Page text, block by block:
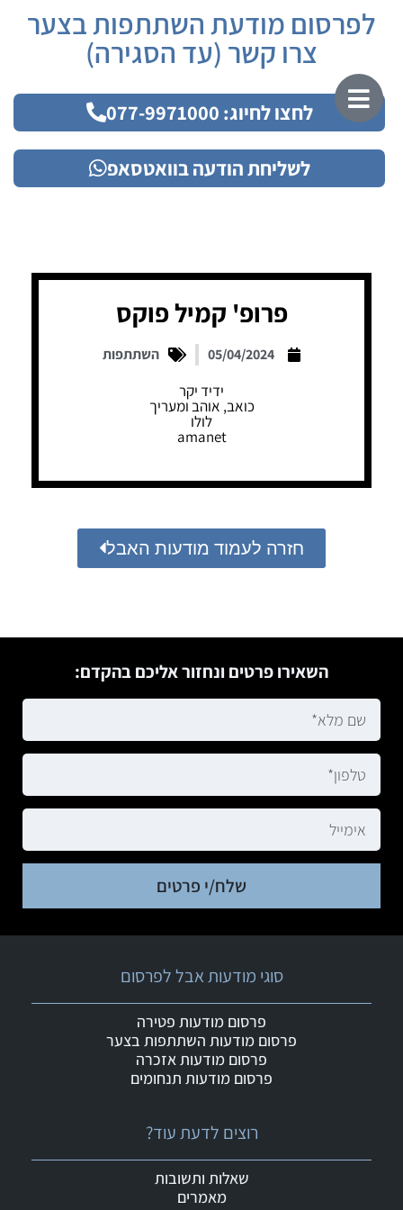
לפרסום מודעת השתתפות בצער
צרו קשר (עד הסגירה)
לחצו לחיוג: 077-9971000
לשליחת הודעה בוואטסאפ
פרופ' קמיל פוקס
05/04/2024 השתתפות
ידיד יקר
כואב, אוהב ומעריך
לולו
amanet
חזרה לעמוד מודעות האבל
השאירו פרטים ונחזור אליכם בהקדם:
שלח/י פרטים
רוצים לדעת עוד?
שאלות ותשובות
מאמרים
סוגי מודעות אבל לפרסום
פרסום מודעות פטירה
פרסום מודעות השתתפות בצער
פרסום מודעות אזכרה
פרסום מודעות תנחומים